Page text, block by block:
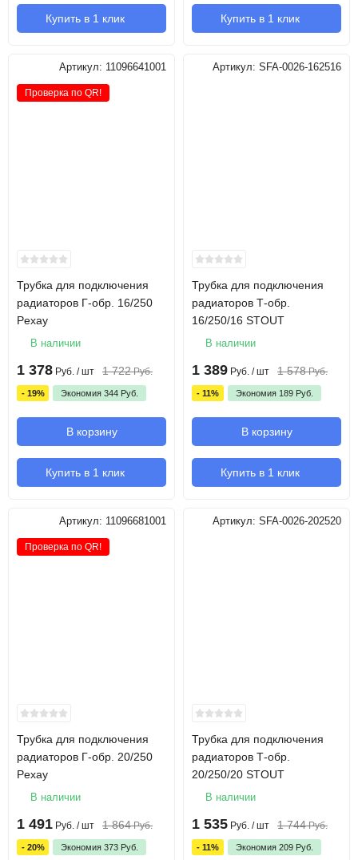
Купить в 1 клик Купить в 1 клик
Артикул: 11096641001
Проверка по QR!
Трубка для подключения
радиаторов Г-обр. 16/250
Pexay
В наличии
1 378 Руб. / шт 1 722 Руб.
- 19% Экономия 344 Руб.
В корзину
Купить в 1 клик
Артикул: SFA-0026-162516
Трубка для подключения
радиаторов Т-обр.
16/250/16 STOUT
В наличии
1 389 Руб. / шт 1 578 Руб.
- 11% Экономия 189 Руб.
В корзину
Купить в 1 клик
Артикул: 11096681001
Проверка по QR!
Трубка для подключения
радиаторов Г-обр. 20/250
Pexay
В наличии
1 491 Руб. / шт 1 864 Руб.
- 20% Экономия 373 Руб.
Артикул: SFA-0026-202520
Трубка для подключения
радиаторов Т-обр.
20/250/20 STOUT
В наличии
1 535 Руб. / шт 1 744 Руб.
- 11% Экономия 209 Руб.